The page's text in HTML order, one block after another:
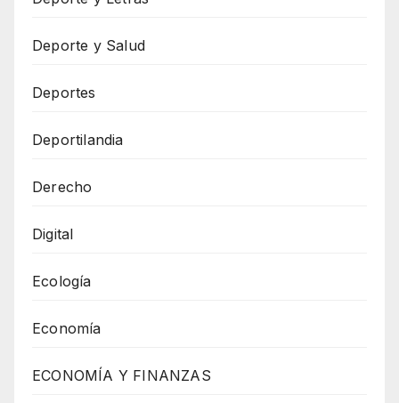
Deporte y Salud
Deportes
Deportilandia
Derecho
Digital
Ecología
Economía
ECONOMÍA Y FINANZAS